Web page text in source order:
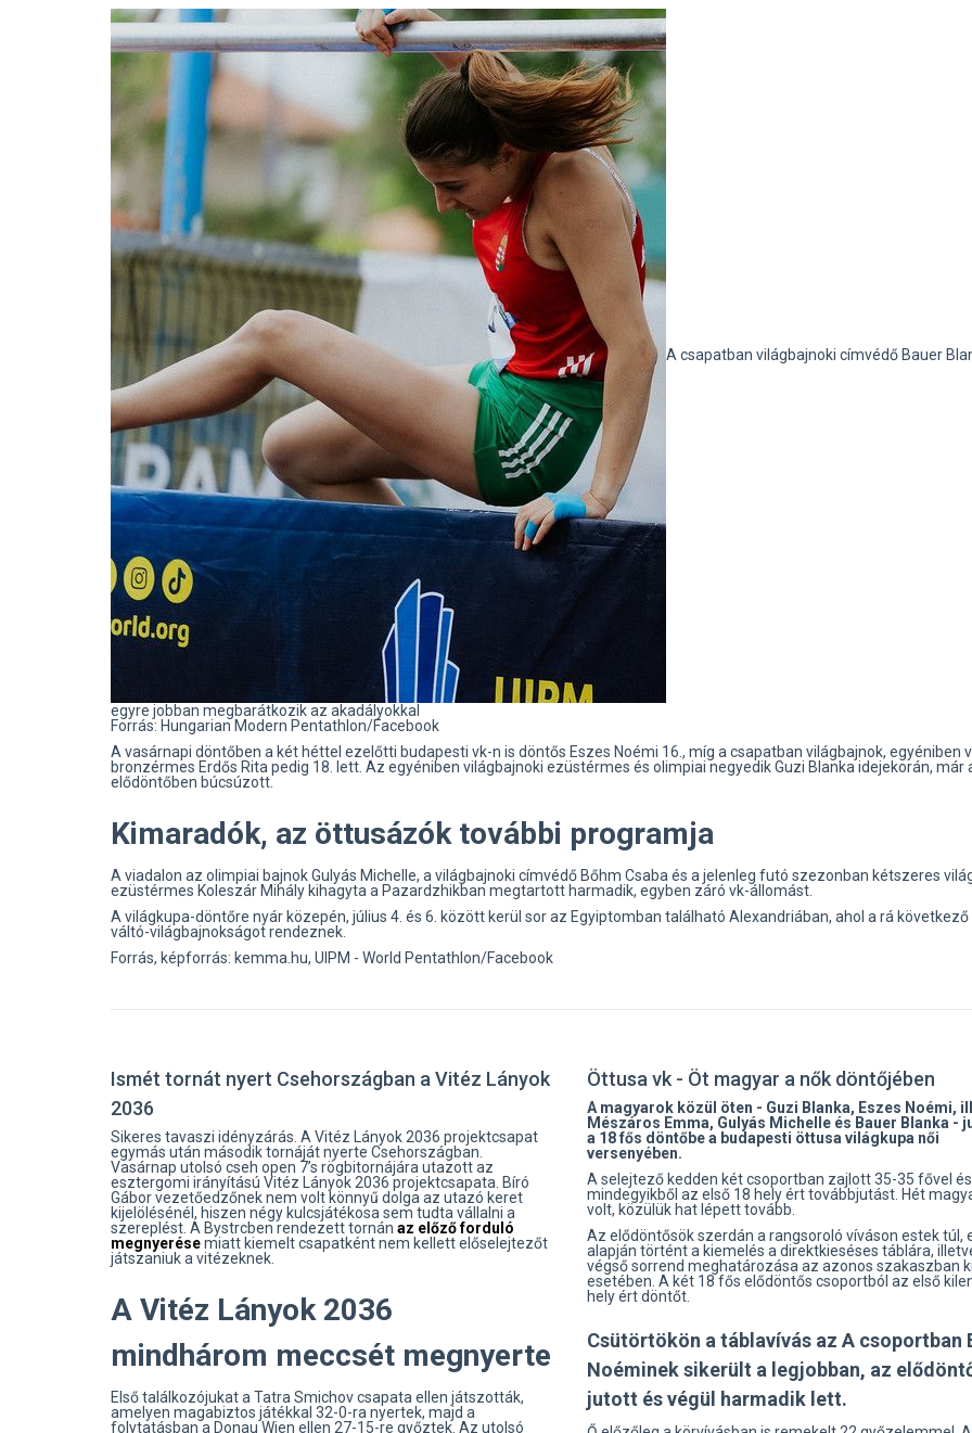
A csapatban világbajnoki címvédő Bauer
egyre jobban megbarátkozik az akadályokkal
Forrás: Hungarian Modern Pentathlon/Facebook
A vasárnapi döntőben a két héttel ezelőtti budapesti vk-n is döntős Eszes Noémi 16., míg a csapatban világbajnok, egyéniben
bronzérmes Erdős Rita pedig 18. lett. Az egyéniben világbajnoki ezüstérmes és olimpiai negyedik Guzi Blanka idejekorán, már
elődöntőben búcsúzott.
Kimaradók, az öttusázók további programja
A viadalon az olimpiai bajnok Gulyás Michelle, a világbajnoki címvédő Bőhm Csaba és a jelenleg futó szezonban kétszeres
ezüstérmes Koleszár Mihály kihagyta a Pazardzhikban megtartott harmadik, egyben záró vk-állomást.
A világkupa-döntőre nyár közepén, július 4. és 6. között kerül sor az Egyiptomban található Alexandriában, ahol a rá
váltó-világbajnokságot rendeznek.
Forrás, képforrás: kemma.hu, UIPM - World Pentathlon/Facebook
Ismét tornát nyert Csehországban a Vitéz Lányok
2036
Sikeres tavaszi idényzárás. A Vitéz Lányok 2036 projektcsapat
egymás után második tornáját nyerte Csehországban.
Vasárnap utolsó cseh open 7’s rögbitornájára utazott az
esztergomi irányítású Vitéz Lányok 2036 projektcsapata. Bíró
Gábor vezetőedzőnek nem volt könnyű dolga az utazó keret
kijelölésénél, hiszen négy kulcsjátékosa sem tudta vállalni a
szereplést. A Bystrcben rendezett tornán az előző forduló
megnyerésemiatt kiemelt csapatként nem kellett előselejtezőt
játszaniuk a vitézeknek.
A Vitéz Lányok 2036
mindhárom meccsét megnyerte
Első találkozójukat a Tatra Smichov csapata ellen játszották,
amelyen magabiztos játékkal 32-0-ra nyertek, majd a
folytatásban a Donau Wien ellen 27-15-re győztek. Az utolsó
Öttusa vk - Öt magyar a nők döntőjében
A magyarok közül öten - Guzi Blanka, Eszes Noémi,
Mészáros Emma, Gulyás Michelle és Bauer Blanka -
a 18 fős döntőbe a budapesti öttusa világkupa női
versenyében.
A selejtező kedden két csoportban zajlott 35-35 fővel és
mindegyikből az első 18 hely ért továbbjutást. Hét
volt, közülük hat lépett tovább.
Az elődöntősök szerdán a rangsoroló víváson estek túl,
alapján történt a kiemelés a direktkieséses táblára,
végső sorrend meghatározása az azonos szakaszban
esetében. A két 18 fős elődöntős csoportból az első
hely ért döntőt.
Csütörtökön a táblavívás az A csoportban
Noéminek sikerült a legjobban, az
jutott és végül harmadik lett.